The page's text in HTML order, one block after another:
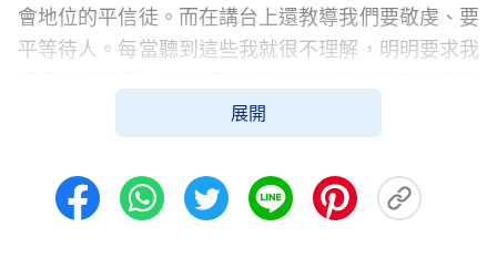
會地位的平信徒。而在講台上還教導我們要敬虔、要
平等待人。每當聽到這些我就很不理解，明明要求我
這，我又會有意識的打斷自己的想法，因為他是牧
展開